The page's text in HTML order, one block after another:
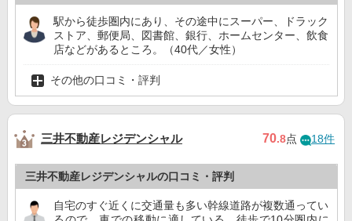
駅から徒歩圏内にあり、その途中にスーパー、ドラック
ストア、郵便局、図書館、銀行、ホームセンター、飲食
店などがあるところ。（40代／女性）
その他の口コミ・評判
三井不動産レジデンシャル 70.8点 18件
三井不動産レジデンシャルの口コミ・評判
自宅のすぐ近くに交通量も多い幹線道路が複数通ってい